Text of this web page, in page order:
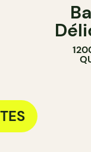
PÂTISSERIE